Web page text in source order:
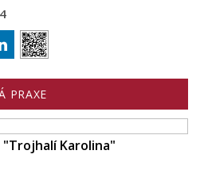
PRAXE
Karolina"